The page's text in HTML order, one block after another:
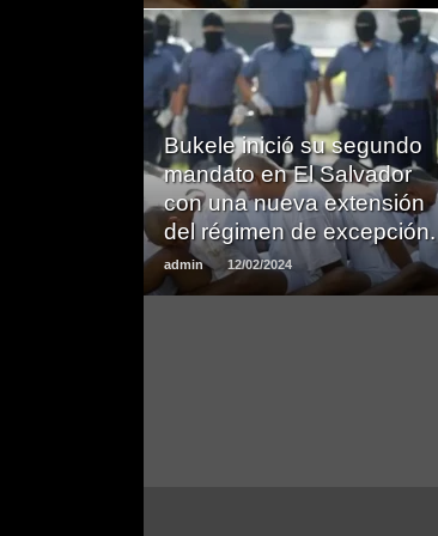
Bukele inició su segundo
mandato en El Salvador
con una nueva extensión
del régimen de excepción.
admin 12/02/2024
LEER
MAS